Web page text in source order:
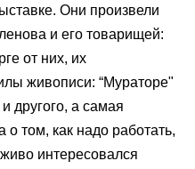
Они произвели
и его товарищей:
от них, их
живописи: “Мураторе"
другого, а самая
том, как надо работать,
интересовался